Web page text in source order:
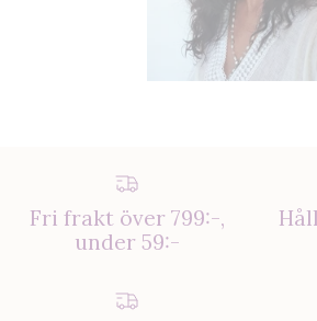
Fri frakt över 799:-,
under 59:-